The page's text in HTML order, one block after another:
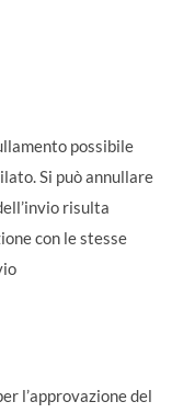
possibile
Si può annullare
risulta
con le stesse
l’approvazione del